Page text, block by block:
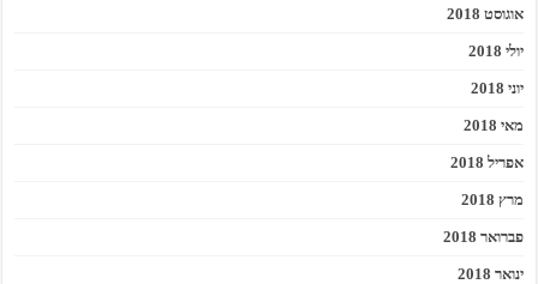
אוגוסט 2018
יולי 2018
יוני 2018
מאי 2018
אפריל 2018
מרץ 2018
פברואר 2018
ינואר 2018